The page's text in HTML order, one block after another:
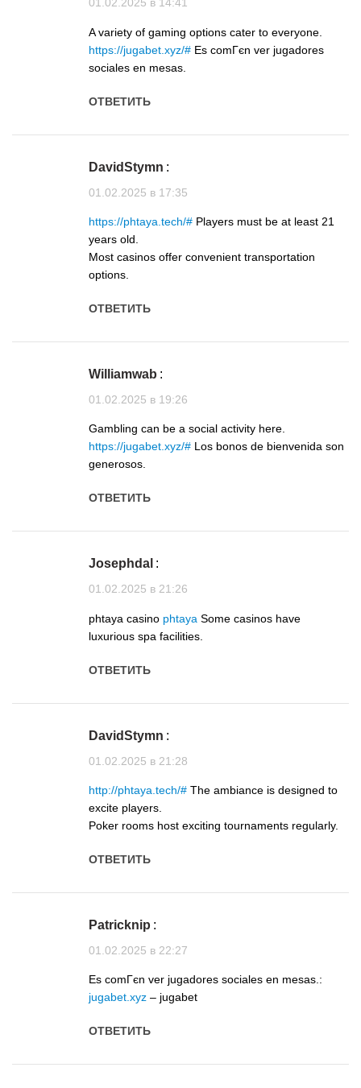
01.02.2025 в 14:41
A variety of gaming options cater to everyone.
https://jugabet.xyz/# Es comГєn ver jugadores
sociales en mesas.
ОТВЕТИТЬ
DavidStymn :
01.02.2025 в 17:35
https://phtaya.tech/# Players must be at least 21
years old.
Most casinos offer convenient transportation
options.
ОТВЕТИТЬ
Williamwab :
01.02.2025 в 19:26
Gambling can be a social activity here.
https://jugabet.xyz/# Los bonos de bienvenida son
generosos.
ОТВЕТИТЬ
Josephdal :
01.02.2025 в 21:26
phtaya casino phtaya Some casinos have
luxurious spa facilities.
ОТВЕТИТЬ
DavidStymn :
01.02.2025 в 21:28
http://phtaya.tech/# The ambiance is designed to
excite players.
Poker rooms host exciting tournaments regularly.
ОТВЕТИТЬ
Patricknip :
01.02.2025 в 22:27
Es comГєn ver jugadores sociales en mesas.:
jugabet.xyz – jugabet
ОТВЕТИТЬ